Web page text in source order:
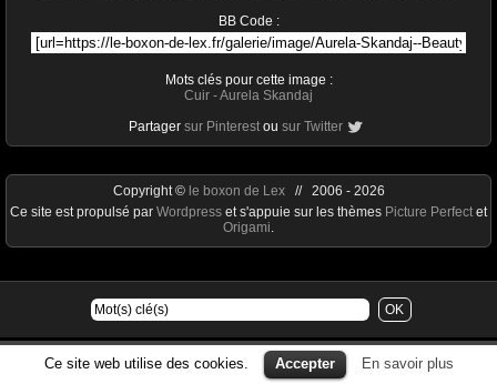
BB Code :
Mots clés pour cette image :
Cuir -Aurela Skandaj
Partager sur Pinterest ou sur Twitter
Ce site web utilise des cookies. Accepter En savoir plus
Copyright © le boxon de Lex// 2006 - 2026
Ce site est propulsé par Wordpress et s'appuie sur les thèmes Picture Perfect et
Origami.